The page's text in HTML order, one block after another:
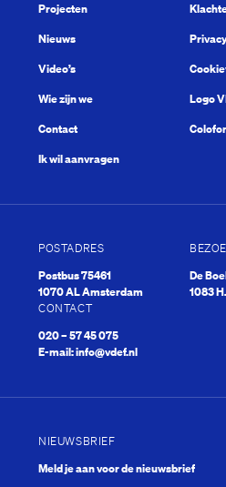
Kwisje
Projecten
Nieuws
Video’s
Wie zijn we
Contact
Ik wil aanvragen
Logo
POSTADRES
Postbus 75461
1070 AL Amsterdam
De
1083
CONTACT
020 – 57 45 075
E-mail:info@vdef.nl
NIEUWSBRIEF
Meld je aan voor de nieuwsbrief